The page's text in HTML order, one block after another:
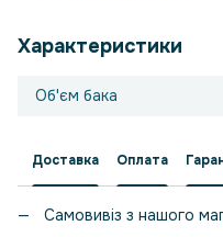
Характеристики
Об'єм бака
Доставка Оплата
Самовивіз з нашого